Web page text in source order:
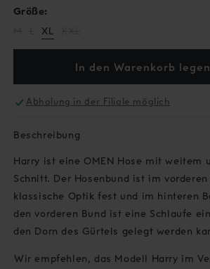
Größe:
Variante
ausverkauft
oder
Variante
ausverkauft
oder
verfügbar
XL
oder
verfügbar
In den Warenkorb legen
Abholung in der Filiale möglich
Beschreibung
Harry ist eine OMEN Hose mit weitem
Schnitt. Der Hosenbund ist im
klassische Optik fest und im hinteren
den vorderen Bund ist eine Schlaufe
den Dorn des Gürtels gelegt werden
Wir empfehlen, das Modell Harry im